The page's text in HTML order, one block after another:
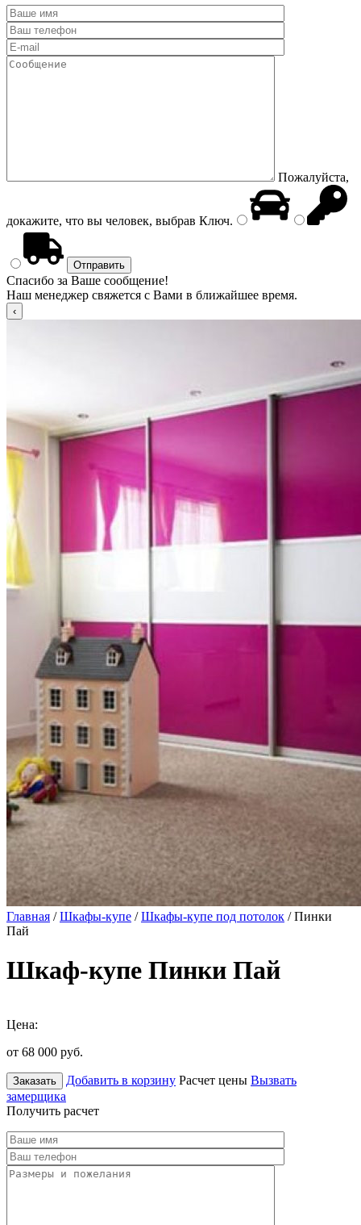
Пожалуйста,
докажите, что вы человек, выбрав Ключ.
Спасибо за Ваше сообщение!
Наш менеджер свяжется с Вами в ближайшее время.
Главная /Шкафы-купе /Шкафы-купе под потолок / Пинки
Пай
Шкаф-купе Пинки Пай
Цена:
от 68 000 руб.
Заказать Добавить в корзину Расчет цены Вызвать
замерщика
Получить расчет